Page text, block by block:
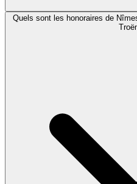
Quels sont les honoraires de